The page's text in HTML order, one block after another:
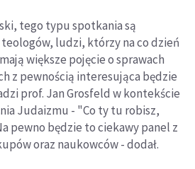
tego typu spotkania są
ludzi, którzy na co dzień
większe pojęcie o sprawach
z pewnością interesująca będzie
prof. Jan Grosfeld w kontekście
Judaizmu - "Co ty tu robisz,
pewno będzie to ciekawy panel z
oraz naukowców - dodał.